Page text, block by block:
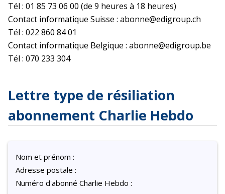
Tél : 01 85 73 06 00 (de 9 heures à 18 heures)
Contact informatique Suisse : abonne@edigroup.ch
Tél : 022 860 84 01
Contact informatique Belgique : abonne@edigroup.be
Tél : 070 233 304
Lettre type de résiliation
abonnement Charlie Hebdo
Nom et prénom :
Adresse postale :
Numéro d'abonné Charlie Hebdo :